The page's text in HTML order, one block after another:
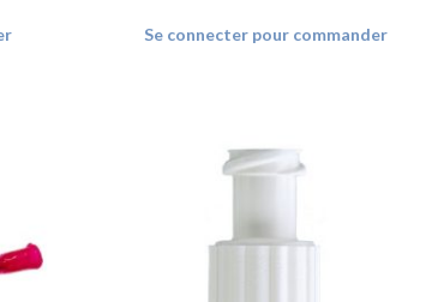
Se connecter pour commander